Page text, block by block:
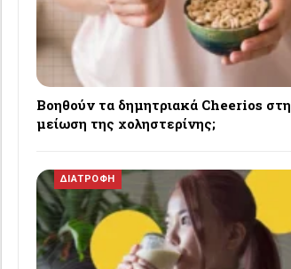
Βοηθούν τα δημητριακά Cheerios στη
μείωση της χοληστερίνης;
ΔΙΑΤΡΟΦΗ